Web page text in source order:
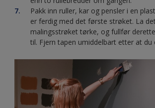
Pakk inn ruller, kar og pensler i en
er ferdig med det første strøket. La
malingsstrøket tørke, og fullfør
til. Fjern tapen umiddelbart etter at du